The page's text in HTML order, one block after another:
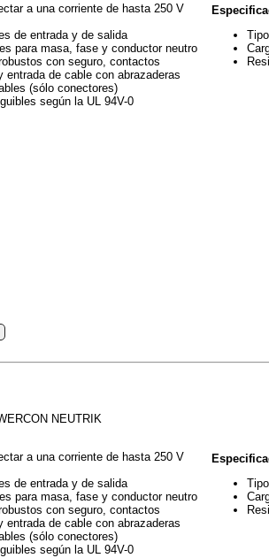
a una corriente de hasta 250 V
de entrada y de salida
para masa, fase y conductor neutro
con seguro, contactos
entrada de cable con abrazaderas
(sólo conectores)
según la UL 94V-0
NEUTRIK
a una corriente de hasta 250 V
de entrada y de salida
para masa, fase y conductor neutro
con seguro, contactos
entrada de cable con abrazaderas
(sólo conectores)
según la UL 94V-0